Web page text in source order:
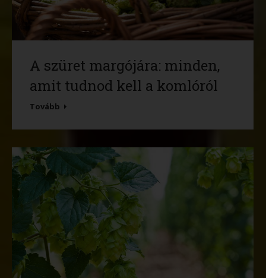
A szüret margójára: minden,
amit tudnod kell a komlóról
Tovább